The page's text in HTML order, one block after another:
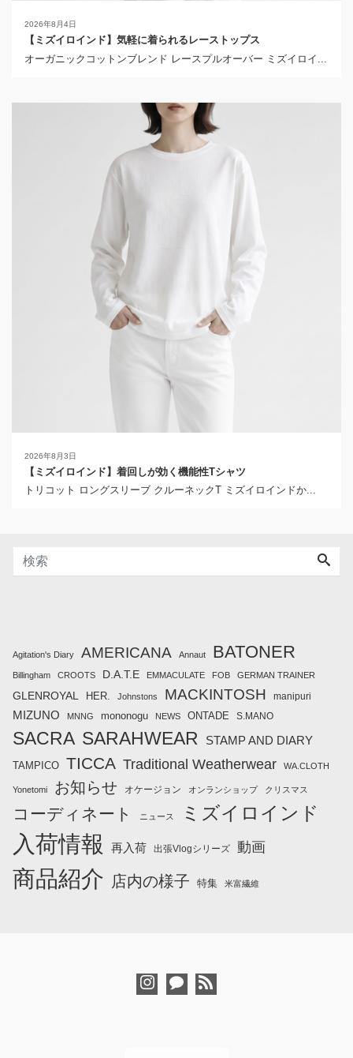
2026年8月4日
【ミズイロインド】気軽に着られるレーストップス
オーガニックコットンブレンド レースプルオーバー ミズイロイ...
2026年8月3日
【ミズイロインド】着回しが効く機能性Tシャツ
トリコット ロングスリーブ クルーネックT ミズイロインドか...
Agitation's Diary AMERICANA Annaut BATONER
Billingham CROOTS D.A.T.E EMMACULATE FOB GERMAN TRAINER
GLENROYAL HER. Johnstons MACKINTOSH manipuri
MIZUNO MNNG mononogu NEWS ONTADE S.MANO
SACRA SARAHWEAR STAMP AND DIARY
TAMPICO TICCA Traditional Weatherwear WA.CLOTH
Yonetomi お知らせ オケージョン オンランショップ クリスマス
コーディネート ニュース ミズイロインド
入荷情報 再入荷 出張Vlogシリーズ 動画
商品紹介 店内の様子 特集 米富繊維